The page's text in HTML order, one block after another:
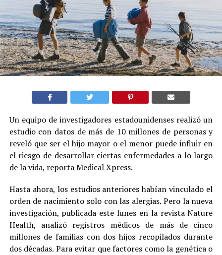
Un equipo de investigadores estadounidenses realizó un
estudio con datos de más de 10 millones de personas y
reveló que ser el hijo mayor o el menor puede influir en
el riesgo de desarrollar ciertas enfermedades a lo largo
de la vida, reporta Medical Xpress.
Hasta ahora, los estudios anteriores habían vinculado el
orden de nacimiento solo con las alergias. Pero la nueva
investigación, publicada este lunes en la revista Nature
Health, analizó registros médicos de más de cinco
millones de familias con dos hijos recopilados durante
dos décadas. Para evitar que factores como la genética o